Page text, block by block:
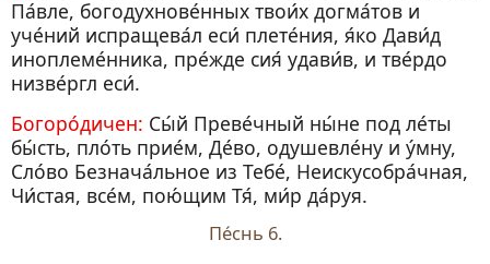
Па́вле, богодухнове́нных твои́х догма́тов и
уче́ний испращева́л еси́ плете́ния, я́ко Дави́д
иноплеме́нника, пре́жде сия́ удави́в, и тве́рдо
низве́ргл еси́.
Богоро́дичен: Сы́й Преве́чный ны́не под ле́ты
бы́сть, пло́ть прие́м, Де́во, одушевле́ну и у́мну,
Сло́во Безнача́льное из Тебе́, Неискусобра́чная,
Чи́стая, все́м, пою́щим Тя́, ми́р да́руя.
Пе́снь 6.